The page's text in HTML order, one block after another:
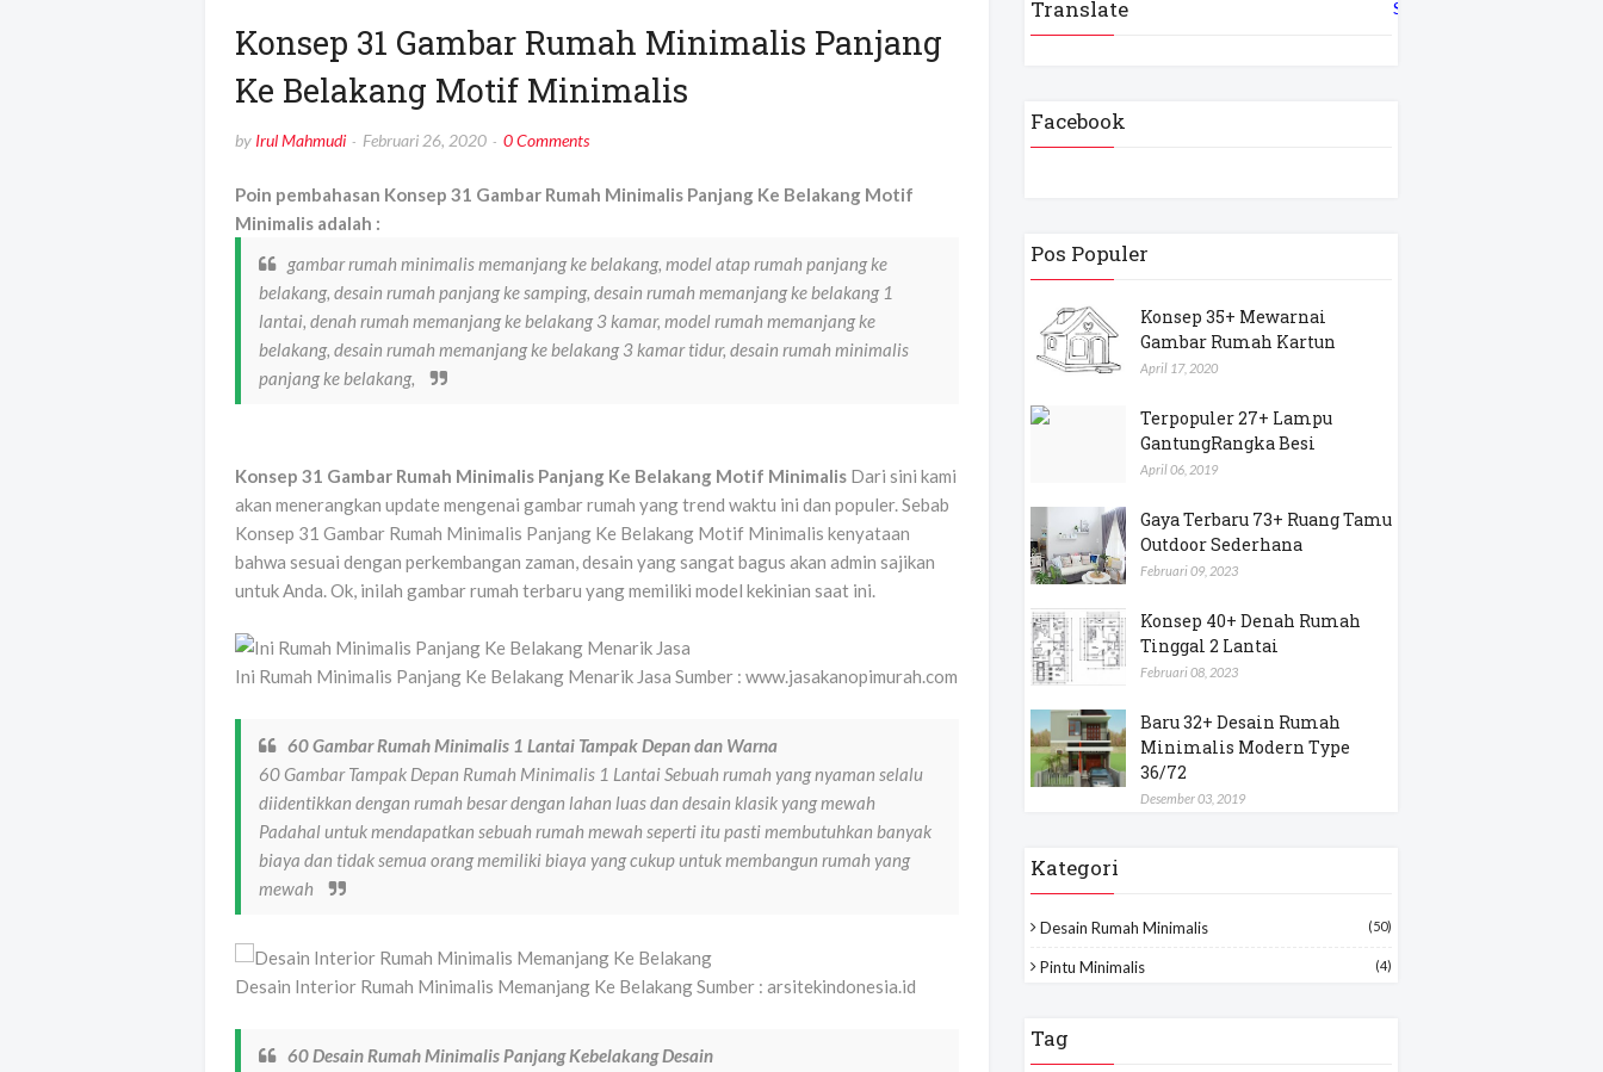
Konsep 31 Gambar Rumah Minimalis Panjang
Ke Belakang Motif Minimalis
by Irul Mahmudi Februari 26, 2020 0 Comments
Poin pembahasan Konsep 31 Gambar Rumah Minimalis Panjang Ke Belakang Motif
Minimalis adalah :
gambar rumah minimalis memanjang ke belakang, model atap rumah panjang ke
belakang, desain rumah panjang ke samping, desain rumah memanjang ke belakang 1
lantai, denah rumah memanjang ke belakang 3 kamar, model rumah memanjang ke
belakang, desain rumah memanjang ke belakang 3 kamar tidur, desain rumah minimalis
panjang ke belakang,
Konsep 31 Gambar Rumah Minimalis Panjang Ke Belakang Motif Minimalis Dari sini kami
akan menerangkan update mengenai gambar rumah yang trend waktu ini dan populer. Sebab
Konsep 31 Gambar Rumah Minimalis Panjang Ke Belakang Motif Minimalis kenyataan
bahwa sesuai dengan perkembangan zaman, desain yang sangat bagus akan admin sajikan
untuk Anda. Ok, inilah gambar rumah terbaru yang memiliki model kekinian saat ini.
Ini Rumah Minimalis Panjang Ke Belakang Menarik Jasa Sumber : www.jasakanopimurah.com
60 Gambar Rumah Minimalis 1 Lantai Tampak Depan dan Warna
60 Gambar Tampak Depan Rumah Minimalis 1 Lantai Sebuah rumah yang nyaman selalu
diidentikkan dengan rumah besar dengan lahan luas dan desain klasik yang mewah
Padahal untuk mendapatkan sebuah rumah mewah seperti itu pasti membutuhkan banyak
biaya dan tidak semua orang memiliki biaya yang cukup untuk membangun rumah yang
mewah
Desain Interior Rumah Minimalis Memanjang Ke Belakang Sumber : arsitekindonesia.id
60 Desain Rumah Minimalis Panjang Kebelakang Desain
Translate Select Language
Facebook
Pos Populer
Konsep 35+ Mewarnai
Gambar Rumah Kartun
April 17, 2020
Terpopuler 27+ Lampu
GantungRangka Besi
April 06, 2019
Gaya Terbaru 73+ Ruang Tamu
Outdoor Sederhana
Februari 09, 2023
Konsep 40+ Denah Rumah
Tinggal 2 Lantai
Februari 08, 2023
Baru 32+ Desain Rumah
Minimalis Modern Type
36/72
Desember 03, 2019
Kategori
Desain Rumah Minimalis (50)
Pintu Minimalis (4)
Tag